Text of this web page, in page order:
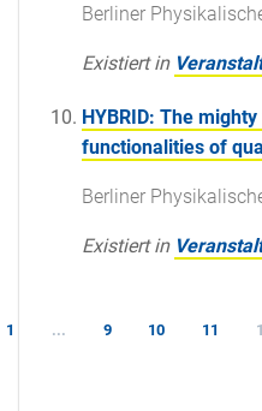
Berliner
Existiert in
HYBRID: The
functionalities of
Berliner
Existiert in
1 ... 9 10 11